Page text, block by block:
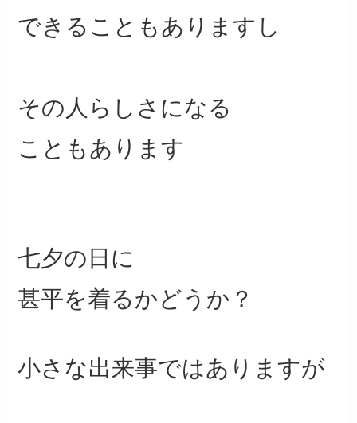
できることもありますし
その人らしさになる
こともあります
七夕の日に
甚平を着るかどうか？
小さな出来事ではありますが